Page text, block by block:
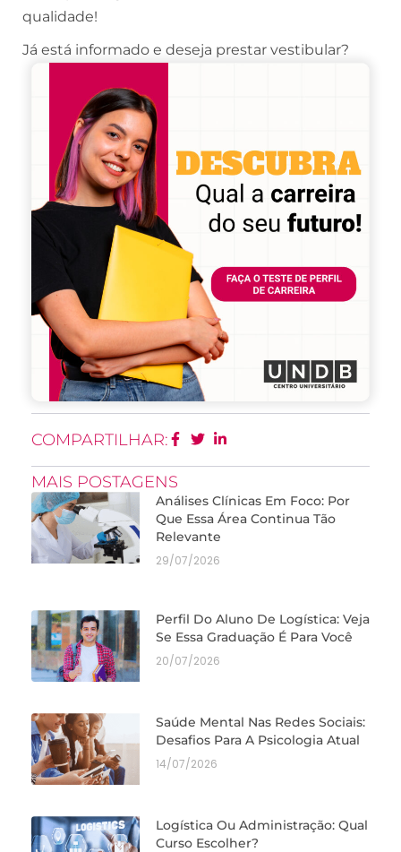
qualidade!
Já está informado e deseja prestar vestibular?
COMPARTILHAR:
MAIS POSTAGENS
Análises Clínicas Em Foco: Por
Que Essa Área Continua Tão
Relevante
29/07/2026
Perfil Do Aluno De Logística: Veja
Se Essa Graduação É Para Você
20/07/2026
Saúde Mental Nas Redes Sociais:
Desafios Para A Psicologia Atual
14/07/2026
Logística Ou Administração: Qual
Curso Escolher?